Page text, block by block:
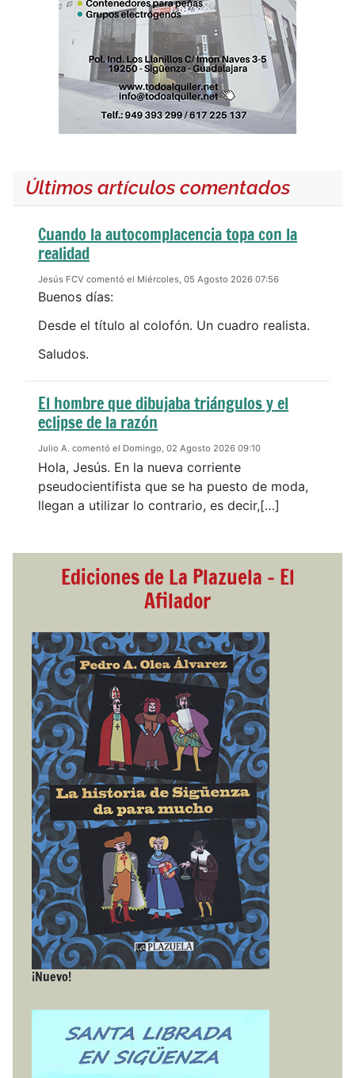
Últimos artículos comentados
Cuando la autocomplacencia topa con la
realidad
Jesús FCV comentó el Miércoles, 05 Agosto 2026 07:56
Buenos días:
Desde el título al colofón. Un cuadro realista.
Saludos.
El hombre que dibujaba triángulos y el
eclipse de la razón
Julio A. comentó el Domingo, 02 Agosto 2026 09:10
Hola, Jesús. En la nueva corriente
pseudocientifista que se ha puesto de moda,
llegan a utilizar lo contrario, es decir,[…]
Ediciones de La Plazuela - El
Afilador
¡Nuevo!